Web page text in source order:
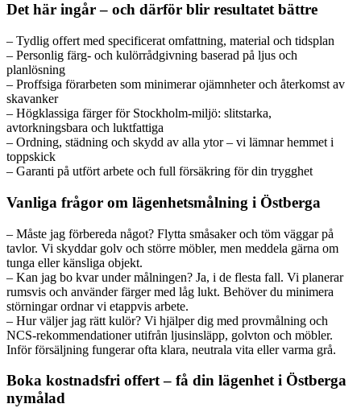
Det här ingår – och därför blir resultatet bättre
– Tydlig offert med specificerat omfattning, material och tidsplan
– Personlig färg- och kulörrådgivning baserad på ljus och
planlösning
– Proffsiga förarbeten som minimerar ojämnheter och återkomst av
skavanker
– Högklassiga färger för Stockholm-miljö: slitstarka,
avtorkningsbara och luktfattiga
– Ordning, städning och skydd av alla ytor – vi lämnar hemmet i
toppskick
– Garanti på utfört arbete och full försäkring för din trygghet
Vanliga frågor om lägenhetsmålning i Östberga
– Måste jag förbereda något? Flytta småsaker och töm väggar på
tavlor. Vi skyddar golv och större möbler, men meddela gärna om
tunga eller känsliga objekt.
– Kan jag bo kvar under målningen? Ja, i de flesta fall. Vi planerar
rumsvis och använder färger med låg lukt. Behöver du minimera
störningar ordnar vi etappvis arbete.
– Hur väljer jag rätt kulör? Vi hjälper dig med provmålning och
NCS-rekommendationer utifrån ljusinsläpp, golvton och möbler.
Inför försäljning fungerar ofta klara, neutrala vita eller varma grå.
Boka kostnadsfri offert – få din lägenhet i Östberga
nymålad